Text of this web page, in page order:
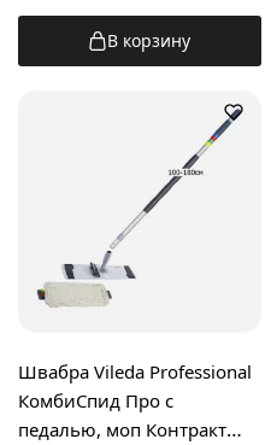
В корзину
Швабра Vileda Professional
КомбиСпид Про с
педалью, моп Контракт